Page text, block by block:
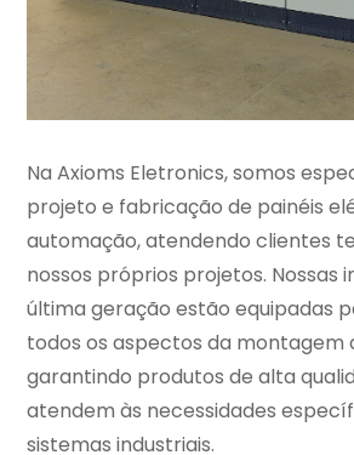
Na Axioms Eletronics, somos
projeto e fabricação de painéis
automação, atendendo clientes
nossos próprios projetos. Nossas
última geração estão equipadas
todos os aspectos da montagem
garantindo produtos de alta
atendem às necessidades
sistemas industriais.